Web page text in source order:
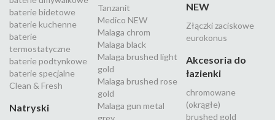
baterie bidetowe
baterie kuchenne
baterie
termostatyczne
baterie podtynkowe
baterie specjalne
Clean & Fresh
Natryski
Tanzanit
Medico NEW
Malaga chrom
Malaga black
Malaga brushed light
gold
Malaga brushed rose
gold
Malaga gun metal
grey
NEW
Złączki zaciskowe
eurokonus
Akcesoria do
łazienki
chromowane
(okrągłe)
brushed gold